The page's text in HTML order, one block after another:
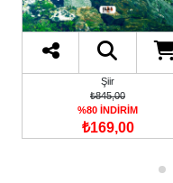
Şiir
₺285,00
%35 İNDİRİM
₺185,25